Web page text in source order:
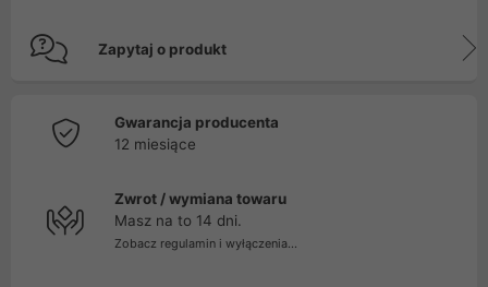
Zapytaj o produkt
Gwarancja producenta
12 miesiące
Zwrot / wymiana towaru
Masz na to 14 dni.
Zobacz regulamin i wyłączenia...